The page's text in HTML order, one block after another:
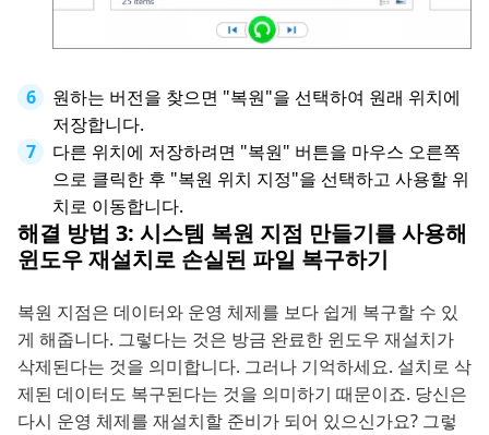
원하는 버전을 찾으면 "복원"을 선택하여 원래 위치에
저장합니다.
다른 위치에 저장하려면 "복원" 버튼을 마우스 오른쪽
으로 클릭한 후 "복원 위치 지정"을 선택하고 사용할 위
치로 이동합니다.
해결 방법 3: 시스템 복원 지점 만들기를 사용해
윈도우 재설치로 손실된 파일 복구하기
복원 지점은 데이터와 운영 체제를 보다 쉽게 복구할 수 있
게 해줍니다. 그렇다는 것은 방금 완료한 윈도우 재설치가
삭제된다는 것을 의미합니다. 그러나 기억하세요. 설치로 삭
제된 데이터도 복구된다는 것을 의미하기 때문이죠. 당신은
다시 운영 체제를 재설치할 준비가 되어 있으신가요? 그렇